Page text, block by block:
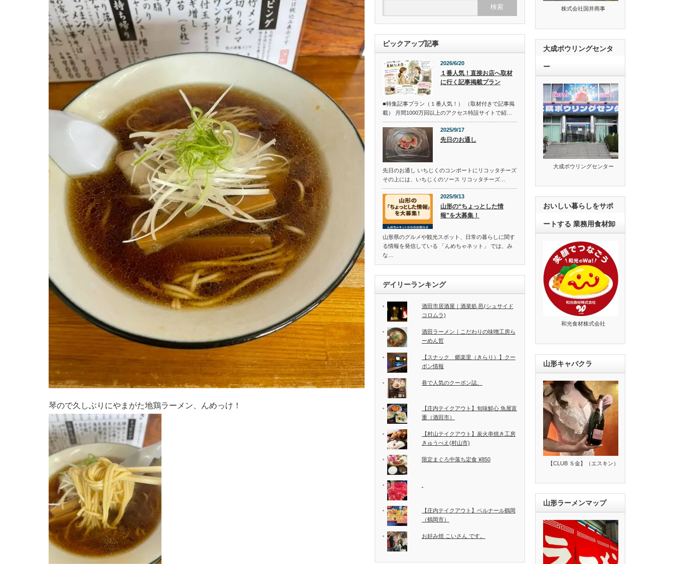
琴ので久しぶりにやまがた地鶏ラーメン、んめっけ！
ピックアップ記事
2026/6/20
１番人気！直接お店へ取材
に行く記事掲載プラン
■特集記事プラン（１番人気！） （取材付きで記事掲
載） 月間1000万回以上のアクセス特設サイトで紹…
2025/9/17
先日のお通し
先日のお通し いちじくのコンポートにリコッタチーズ
その上には、いちじくのソース リコッタチーズ…
2025/9/13
山形の“ちょっとした情
報”を大募集！
山形県のグルメや観光スポット、日常の暮らしに関す
る情報を発信している 「んめちゃネット」 では、み
な…
デイリーランキング
酒田市居酒屋｜酒菜処 邑(シュサイド
コロムラ)
酒田ラーメン｜こだわりの味噌工房ら
ーめん哲
【スナック 郷楽里（きらり）】クー
ポン情報
巷で人気のクーポン誌、
【庄内テイクアウト】旬味鮮心 魚屋富
重（酒田市）
【村山テイクアウト】炭火串焼き工房
きゅうべえ(村山市)
限定まぐろ中落ち定食 ¥850
【庄内テイクアウト】ベルナール鶴岡
（鶴岡市）
お好み焼 こいさん です。
株式会社国井商事
大成ボウリングセンタ
ー
大成ボウリングセンター
おいしい暮らしをサポ
ートする 業務用食材卸
和光食材株式会社
山形キャバクラ
【CLUB Ｓ金】（エスキン）
山形ラーメンマップ